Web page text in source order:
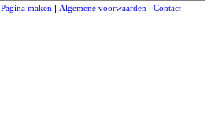
Pagina maken | Algemene voorwaarden | Contact